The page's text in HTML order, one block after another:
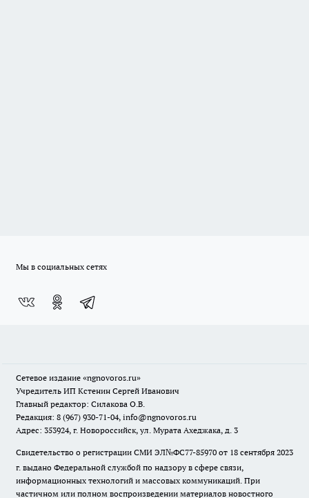
Мы в социальных сетях
Сетевое издание «ngnovoros.ru»
Учредитель ИП Кстенин Сергей Иванович
Главный редактор: Силакова О.В.
Редакция: 8 (967) 930-71-04, info@ngnovoros.ru
Адрес: 353924, г. Новороссийск, ул. Мурата Ахеджака, д. 3
Свидетельство о регистрации СМИ ЭЛ№ФС77-85970 от 18 сентября 2023
г. выдано Федеральной службой по надзору в сфере связи,
информационных технологий и массовых коммуникаций. При
частичном или полном воспроизведении материалов новостного